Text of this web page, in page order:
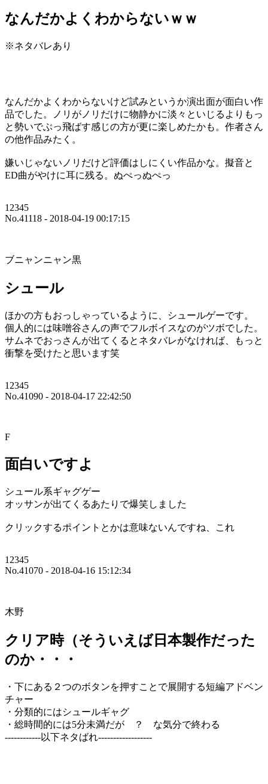
なんだかよくわからないｗｗ
※ネタバレあり
なんだかよくわからないけど試みというか演出面が面白い作
品でした。ノリがノリだけに物静かに淡々といじるよりもっ
と勢いでぶっ飛ばす感じの方が更に楽しめたかも。作者さん
の他作品みたく。
嫌いじゃないノリだけど評価はしにくい作品かな。擬音と
ED曲がやけに耳に残る。ぬぺっぬぺっ
12345
No.41118 - 2018-04-19 00:17:15
ブニャンニャン黒
シュール
ほかの方もおっしゃっているように、シュールゲーです。
個人的には味噌谷さんの声でフルボイスなのがツボでした。
サムネでおっさんが出てくるとネタバレがなければ、もっと
衝撃を受けたと思います笑
12345
No.41090 - 2018-04-17 22:42:50
F
面白いですよ
シュール系ギャグゲー
オッサンが出てくるあたりで爆笑しました
クリックするポイントとかは意味ないんですね、これ
12345
No.41070 - 2018-04-16 15:12:34
木野
クリア時（そういえば日本製作だった
のか・・・
・下にある２つのボタンを押すことで展開する短編アドベン
チャー
・分類的にはシュールギャグ
・総時間的には5分未満だが ？ な気分で終わる
------------以下ネタばれ------------------